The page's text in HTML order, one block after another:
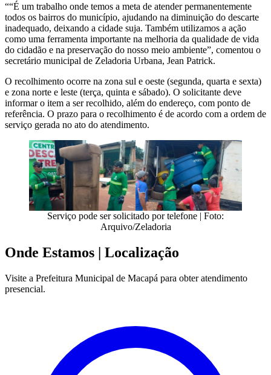
““É um trabalho onde temos a meta de atender permanentemente
todos os bairros do município, ajudando na diminuição do descarte
inadequado, deixando a cidade suja. Também utilizamos a ação
como uma ferramenta importante na melhoria da qualidade de vida
do cidadão e na preservação do nosso meio ambiente”, comentou o
secretário municipal de Zeladoria Urbana, Jean Patrick.
O recolhimento ocorre na zona sul e oeste (segunda, quarta e sexta)
e zona norte e leste (terça, quinta e sábado). O solicitante deve
informar o item a ser recolhido, além do endereço, com ponto de
referência. O prazo para o recolhimento é de acordo com a ordem de
serviço gerada no ato do atendimento.
Serviço pode ser solicitado por telefone | Foto:
Arquivo/Zeladoria
Onde Estamos | Localização
Visite a Prefeitura Municipal de Macapá para obter atendimento
presencial.